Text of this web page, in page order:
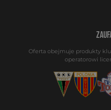
Oferta obejmuje produkty
operatorowi